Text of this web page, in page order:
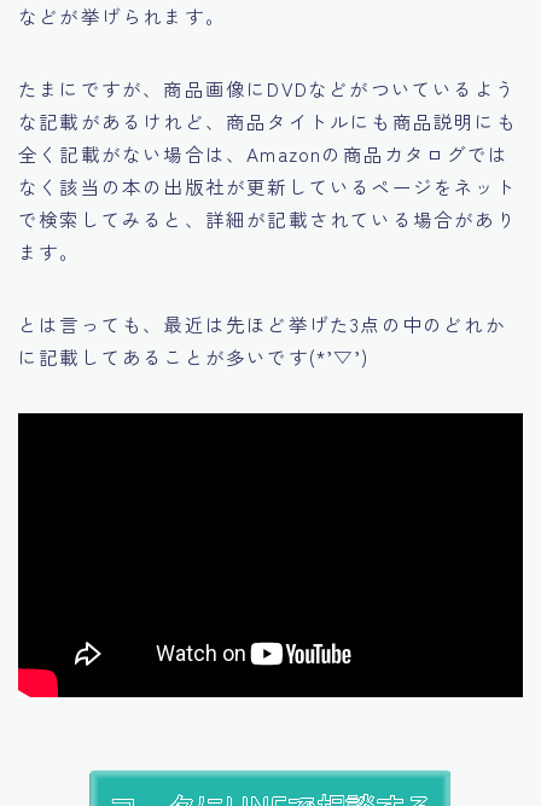
などが挙げられます。
たまにですが、商品画像にDVDなどがついているよう
な記載があるけれど、商品タイトルにも商品説明にも
全く記載がない場合は、Amazonの商品カタログでは
なく該当の本の出版社が更新しているページをネット
で検索してみると、詳細が記載されている場合があり
ます。
とは言っても、最近は先ほど挙げた3点の中のどれか
に記載してあることが多いです(*’▽’)